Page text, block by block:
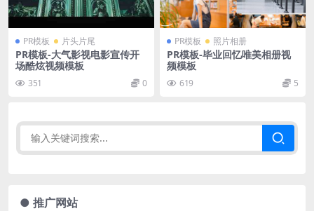
PR模板 片头片尾
PR模板-大气影视电影宣传开
场酷炫视频模板
351 0
PR模板 照片相册
PR模板-毕业回忆唯美相册视
频模板
619 5
● 推广网站